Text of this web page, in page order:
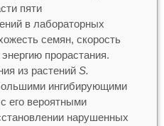
пяти
в лабораторных
семян, скорость
прорастания.
из растений S.
ингибирующими
его вероятными
нарушенных